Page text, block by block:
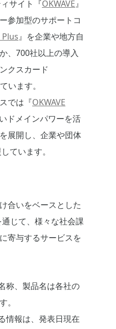
サイト『OKWAVE』
参加型のサポートコ
Plus』を企業や地方自
、700社以上の導入
クスカード
います。
では『OKWAVE
ドメインパワーを活
展開し、企業や団体
ています。
合いをベースとした
じて、様々な社会課
寄与するサービスを
称、製品名は各社の
。
情報は、発表日現在